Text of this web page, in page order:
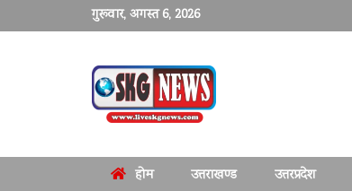
गुरूवार, अगस्त 6, 2026
होम उत्तराखण्ड उत्तरप्रदेश